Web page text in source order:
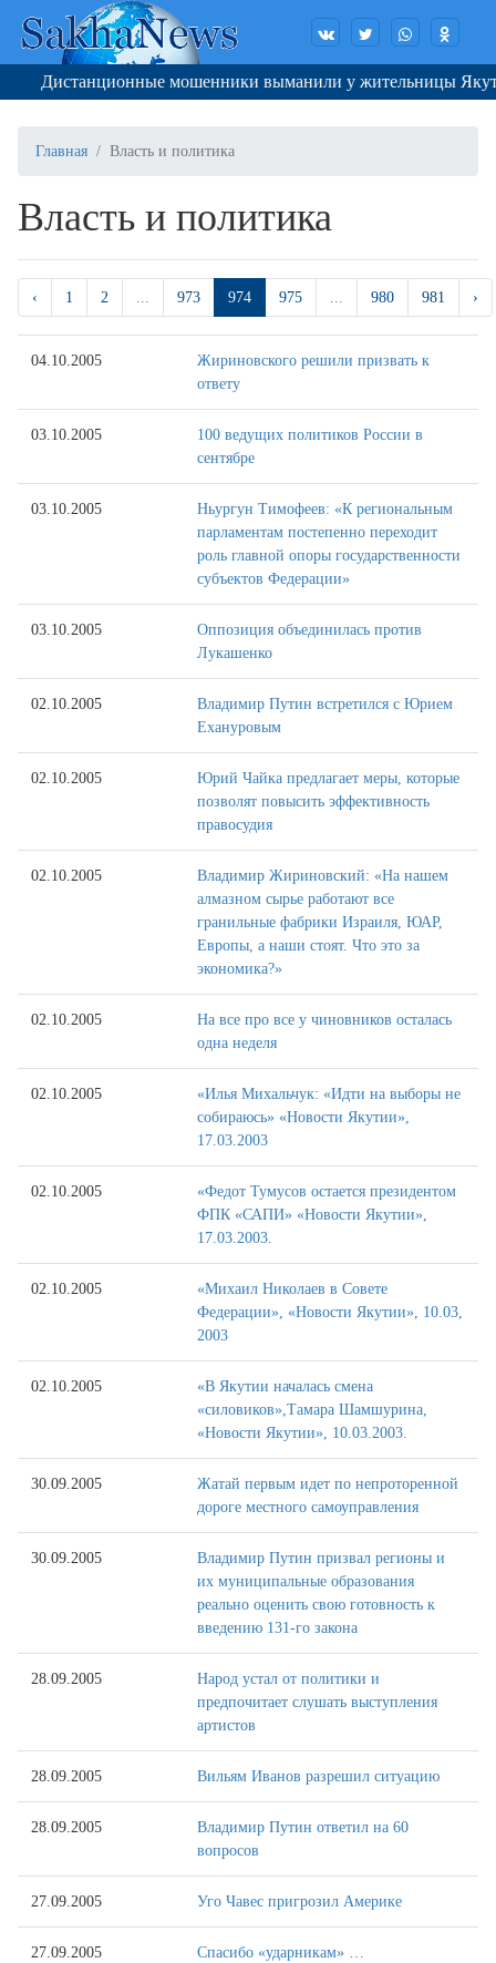
Дистанционные мошенники выманили у жительницы Якутска
Главная Власть и политика
Власть и политика
‹ 1 2 ... 973 974 975 ... 980 981 ›
04.10.2005
Жириновского решили призвать к
ответу
03.10.2005
100 ведущих политиков России в
сентябре
03.10.2005
Ньургун Тимофеев: «К региональным
парламентам постепенно переходит
роль главной опоры государственности
субъектов Федерации»
03.10.2005
Оппозиция объединилась против
Лукашенко
02.10.2005
Владимир Путин встретился с Юрием
Ехануровым
02.10.2005
Юрий Чайка предлагает меры, которые
позволят повысить эффективность
правосудия
02.10.2005
Владимир Жириновский: «На нашем
алмазном сырье работают все
гранильные фабрики Израиля, ЮАР,
Европы, а наши стоят. Что это за
экономика?»
02.10.2005
На все про все у чиновников осталась
одна неделя
02.10.2005
«Илья Михальчук: «Идти на выборы не
собираюсь» «Новости Якутии»,
17.03.2003
02.10.2005
«Федот Тумусов остается президентом
ФПК «САПИ» «Новости Якутии»,
17.03.2003.
02.10.2005
«Михаил Николаев в Совете
Федерации», «Новости Якутии», 10.03,
2003
02.10.2005
«В Якутии началась смена
«силовиков»,Тамара Шамшурина,
«Новости Якутии», 10.03.2003.
30.09.2005
Жатай первым идет по непроторенной
дороге местного самоуправления
30.09.2005
Владимир Путин призвал регионы и
их муниципальные образования
реально оценить свою готовность к
введению 131-го закона
28.09.2005
Народ устал от политики и
предпочитает слушать выступления
артистов
28.09.2005 Вильям Иванов разрешил ситуацию
28.09.2005
Владимир Путин ответил на 60
вопросов
27.09.2005 Уго Чавес пригрозил Америке
27.09.2005
Спасибо «ударникам» …